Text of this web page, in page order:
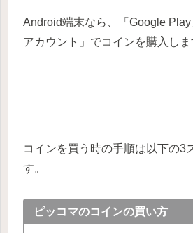
Android端末なら、「Google
アカウント」でコインを購入しま
コインを買う時の手順は以下の3
す。
ピッコマのコインの買い方